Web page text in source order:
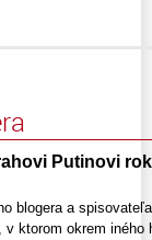
Putinovi
blogera a
ktorom okrem